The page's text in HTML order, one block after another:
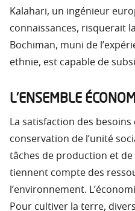
Kalahari, un ingénieur
connaissances, risquerait
Bochiman, muni de
ethnie, est capable de
L’ENSEMBLE
La satisfaction des
conservation de l’unité
tâches de production et
tiennent compte des
l’environnement.
Pour cultiver la terre,